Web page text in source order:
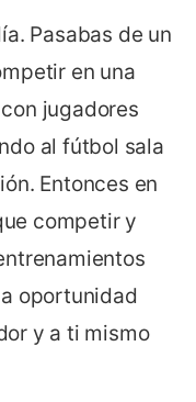
Pasabas de un
en una
jugadores
al fútbol sala
Entonces en
competir y
oportunidad
y a ti mismo